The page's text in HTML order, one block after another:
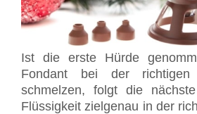
Ist die erste Hürde
Fondant bei der richtigen
schmelzen, folgt die
Flüssigkeit zielgenau in der